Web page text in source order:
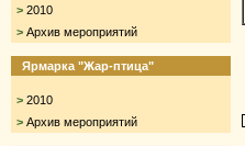
> 2010
> Архив мероприятий
Ярмарка "Жар-птица"
> 2010
> Архив мероприятий